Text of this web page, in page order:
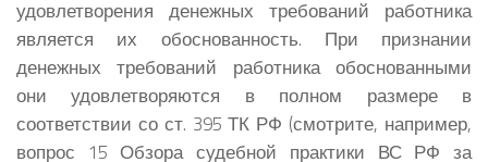
удовлетворения денежных требований работника
является их обоснованность. При признании
денежных требований работника обоснованными
они удовлетворяются в полном размере в
соответствии со ст. 395 ТК РФ (смотрите, например,
вопрос 15 Обзора судебной практики ВС РФ за